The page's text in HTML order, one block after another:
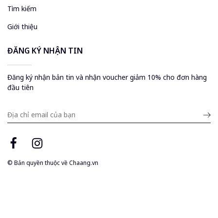
Tìm kiếm
Giới thiệu
ĐĂNG KÝ NHẬN TIN
Đăng ký nhận bản tin và nhận voucher giảm 10% cho đơn hàng
đầu tiên
Submit
email
© Bản quyền thuộc vềChaang.vn